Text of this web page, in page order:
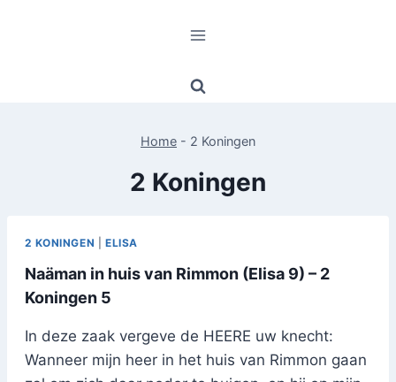
Home - 2 Koningen
2 Koningen
2 KONINGEN |ELISA
Naäman in huis van Rimmon (Elisa 9) – 2
Koningen 5
In deze zaak vergeve de HEERE uw knecht:
Wanneer mijn heer in het huis van Rimmon gaan